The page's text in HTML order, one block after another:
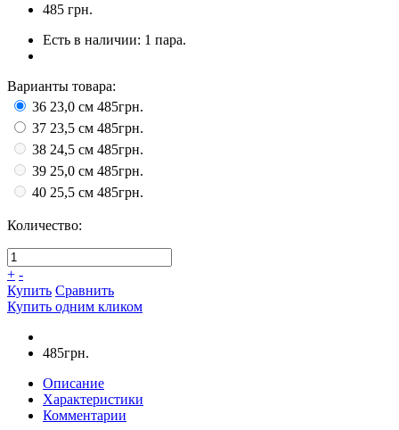
485 грн.
Есть в наличии: 1 пара.
Варианты товара:
36 23,0 см 485грн.
37 23,5 см 485грн.
38 24,5 см 485грн.
39 25,0 см 485грн.
40 25,5 см 485грн.
Количество:
+ -
Купить Сравнить
Купить одним кликом
485грн.
Описание
Характеристики
Комментарии